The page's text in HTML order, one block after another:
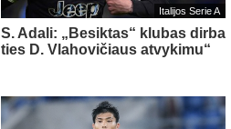
Italijos Serie A
S. Adali: „Besiktas“ klubas dirba
ties D. Vlahovičiaus atvykimu“